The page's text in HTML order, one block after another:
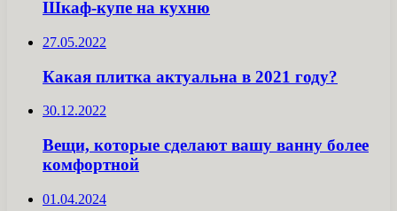
Шкаф-купе на кухню
27.05.2022
Какая плитка актуальна в 2021 году?
30.12.2022
Вещи, которые сделают вашу ванну более
комфортной
01.04.2024